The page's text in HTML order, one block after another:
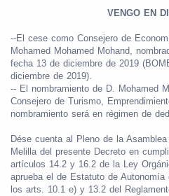
VENGO EN
--El cese como Consejero de
Mohamed Mohamed Mohand,
fecha 13 de diciembre de 2019
diciembre de 2019).
-- El nombramiento de D. Mohamed
Consejero de Turismo,
nombramiento será en régimen de
Dése cuenta al Pleno de la
Melilla del presente Decreto en
artículos 14.2 y 16.2 de la Ley
aprueba el de Estatuto de
los arts. 10.1 e) y 13.2 del